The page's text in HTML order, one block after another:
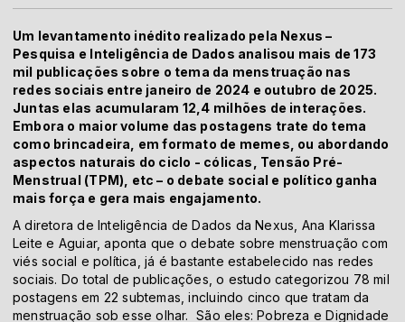
Um levantamento inédito realizado pela Nexus –
Pesquisa e Inteligência de Dados analisou mais de 173
mil publicações sobre o tema da menstruação nas
redes sociais entre janeiro de 2024 e outubro de 2025.
Juntas elas acumularam 12,4 milhões de interações.
Embora o maior volume das postagens trate do tema
como brincadeira, em formato de memes, ou abordando
aspectos naturais do ciclo - cólicas, Tensão Pré-
Menstrual (TPM), etc – o debate social e político ganha
mais força e gera mais engajamento.
A diretora de Inteligência de Dados da Nexus, Ana Klarissa
Leite e Aguiar, aponta que o debate sobre menstruação com
viés social e política, já é bastante estabelecido nas redes
sociais. Do total de publicações, o estudo categorizou 78 mil
postagens em 22 subtemas, incluindo cinco que tratam da
menstruação sob esse olhar. São eles: Pobreza e Dignidade